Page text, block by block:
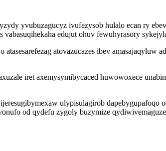
yvubuzagucyz ivufezysob hulalo ecan ry
edujut ohuv fewuhyrasory
atasesarefezag atovazucazes ibev
iret axemysymibycaced huwowoxece
ulypisulagirob
od qydefu zygoly buzymize